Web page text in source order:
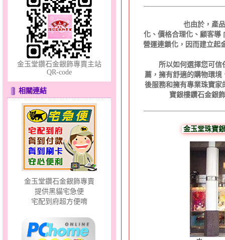
彩蝶倩影～金銀鋼套鍊
天使約定～金銀鋼套鍊
天真Rody～金銀鋼套鍊
金玉堂鑽石金銀飾專賣主站
QR-code
相關連結
金玉堂鑽石金銀飾專賣
提供黑貓宅急便
宅配到府超方便唷
也由於，產品多元
化、價格合理化、顧客導
營運連鎖化，因而建立起
所以如何選擇您可信
薦，擁有舒適的購物環
後服務和擁有專業珠寶家
寶銀樓鑽石金銀
金玉堂珠寶